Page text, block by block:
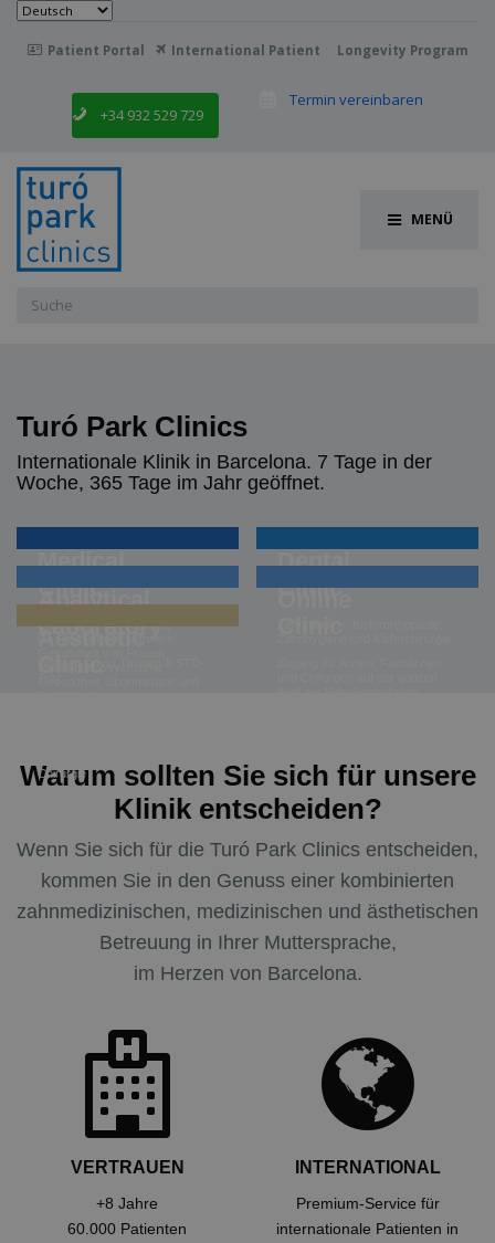
Sprache
Patient Portal
International Patient Longevity Program
+34 932 529 729
Termin vereinbaren
MENÜ
Suchen
Turó Park Clinics
Internationale Klinik in Barcelona. 7 Tage in der
Woche, 365 Tage im Jahr geöffnet.
Medical
Clinic
Gesundheit von Kindern,
Dental
Clinic
Analytical
Laboratory
Chirurgie
Warum sollten Sie sich für unsere
Klinik entscheiden?
Wenn Sie sich für die Turó Park Clinics entscheiden,
kommen Sie in den Genuss einer kombinierten
zahnmedizinischen, medizinischen und ästhetischen
Betreuung in Ihrer Muttersprache,
im Herzen von Barcelona.
VERTRAUEN
+8 Jahre
60.000 Patienten
INTERNATIONAL
Premium-Service für
internationale Patienten in